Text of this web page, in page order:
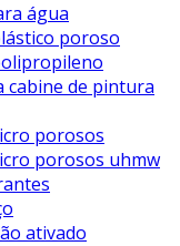
água
poroso
cabine de pintura
porosos
porosos uhmw
ativado